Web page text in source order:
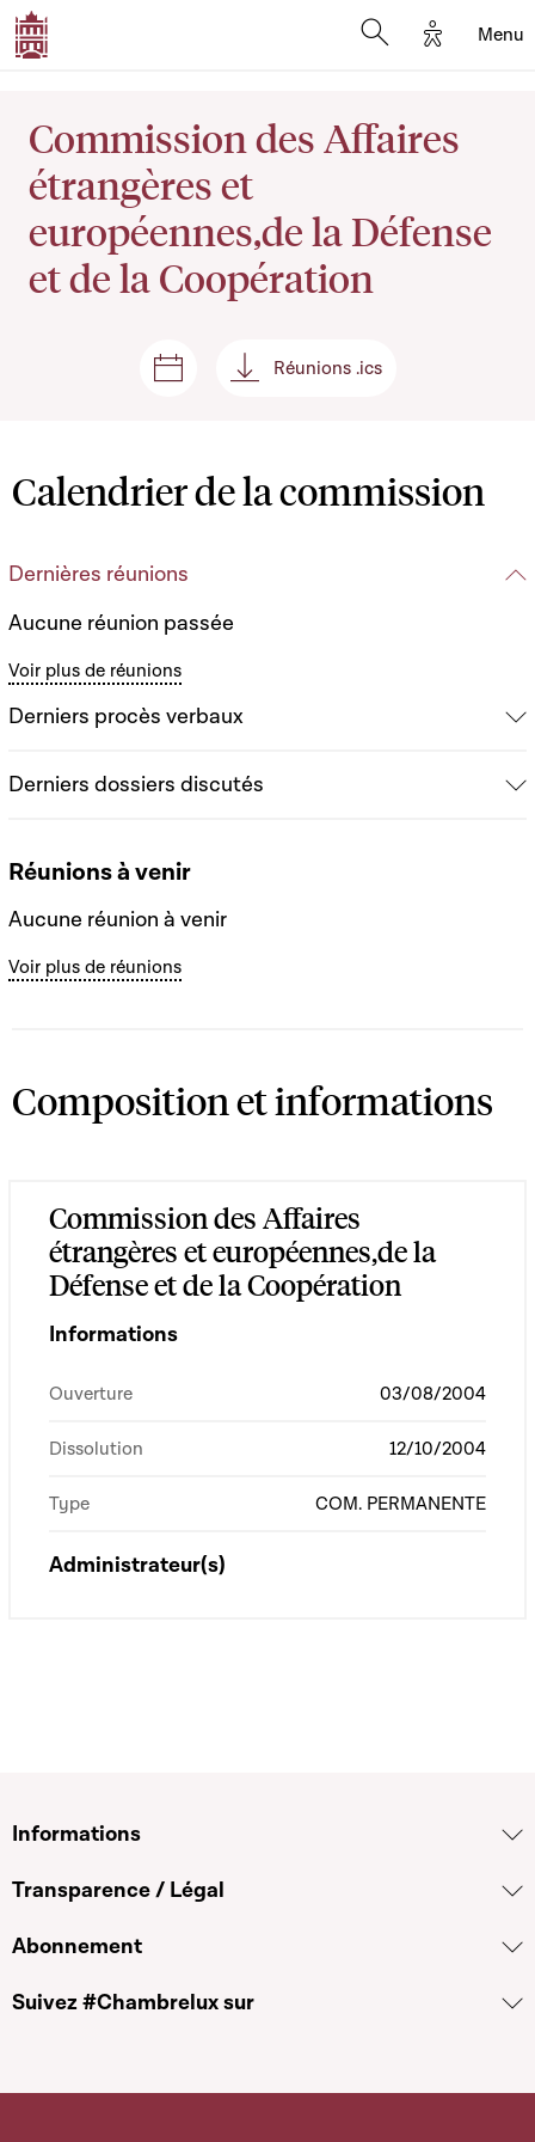
Options
Menu
Commission des Affaires
étrangères et
européennes,de la Défense
et de la Coopération
Séances et réunions
Réunions .ics
Réunions .ics
Calendrier de la commission
Dernières réunions
Aucune réunion passée
Voir plus de réunions
Derniers procès verbaux
Derniers dossiers discutés
Réunions à venir
Aucune réunion à venir
Voir plus de réunions
Composition et informations
Commission des Affaires
étrangères et européennes,de la
Défense et de la Coopération
Informations
Ouverture 03/08/2004
Dissolution 12/10/2004
Type COM. PERMANENTE
Administrateur(s)
Informations
Transparence / Légal
Abonnement
Suivez #Chambrelux sur